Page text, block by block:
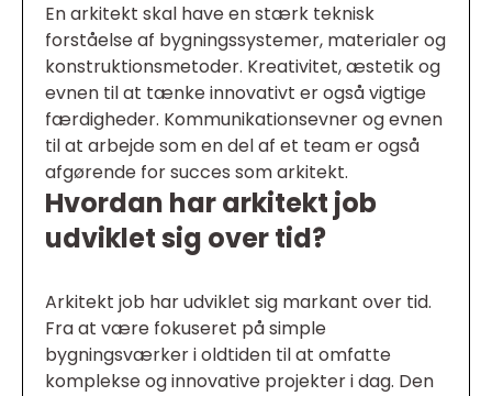
En arkitekt skal have en stærk teknisk
forståelse af bygningssystemer, materialer og
konstruktionsmetoder. Kreativitet, æstetik og
evnen til at tænke innovativt er også vigtige
færdigheder. Kommunikationsevner og evnen
til at arbejde som en del af et team er også
afgørende for succes som arkitekt.
Hvordan har arkitekt job
udviklet sig over tid?
Arkitekt job har udviklet sig markant over tid.
Fra at være fokuseret på simple
bygningsværker i oldtiden til at omfatte
komplekse og innovative projekter i dag. Den